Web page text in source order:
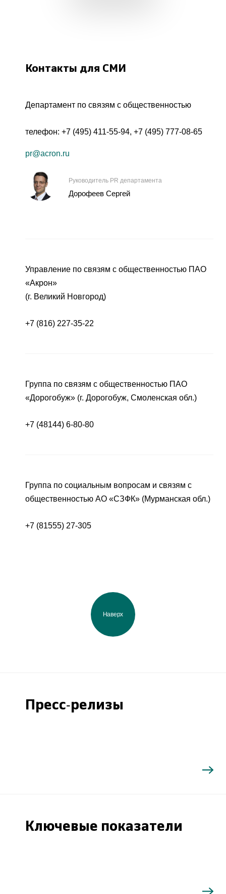
Контакты для СМИ
Департамент по связям с общественностью
телефон: +7 (495) 411-55-94, +7 (495) 777-08-65
pr@acron.ru
Руководитель PR департамента
Дорофеев Сергей
Управление по связям с общественностью ПАО
«Акрон»
(г. Великий Новгород)
+7 (816) 227-35-22
Группа по связям с общественностью ПАО
«Дорогобуж» (г. Дорогобуж, Смоленская обл.)
+7 (48144) 6-80-80
Группа по социальным вопросам и связям с
общественностью АО «СЗФК» (Мурманская обл.)
+7 (81555) 27-305
Наверх
Пресс-релизы
Ключевые показатели